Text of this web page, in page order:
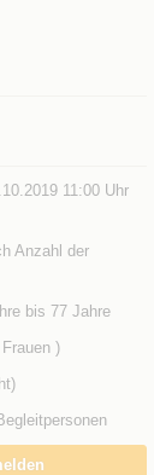
11:00 Uhr
Anzahl der
bis 77 Jahre
)